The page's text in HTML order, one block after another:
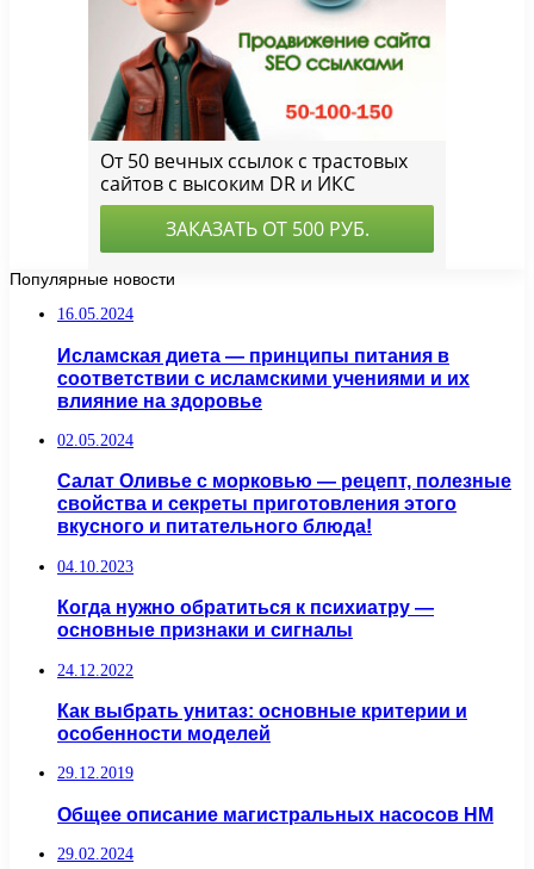
Популярные новости
16.05.2024
Исламская диета — принципы питания в
соответствии с исламскими учениями и их
влияние на здоровье
02.05.2024
Салат Оливье с морковью — рецепт, полезные
свойства и секреты приготовления этого
вкусного и питательного блюда!
04.10.2023
Когда нужно обратиться к психиатру —
основные признаки и сигналы
24.12.2022
Как выбрать унитаз: основные критерии и
особенности моделей
29.12.2019
Общее описание магистральных насосов НМ
29.02.2024